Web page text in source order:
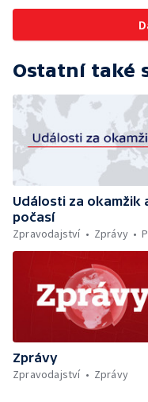
Ostatní také
Události za okamžik
počasí
Zpravodajství
Zprávy
Zprávy
Zpravodajství
Zprávy